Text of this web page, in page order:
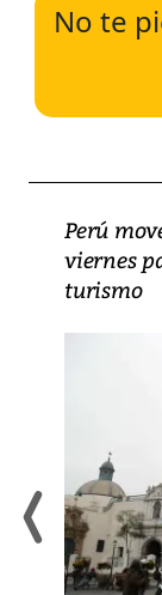
No te
Perú
viernes
turismo